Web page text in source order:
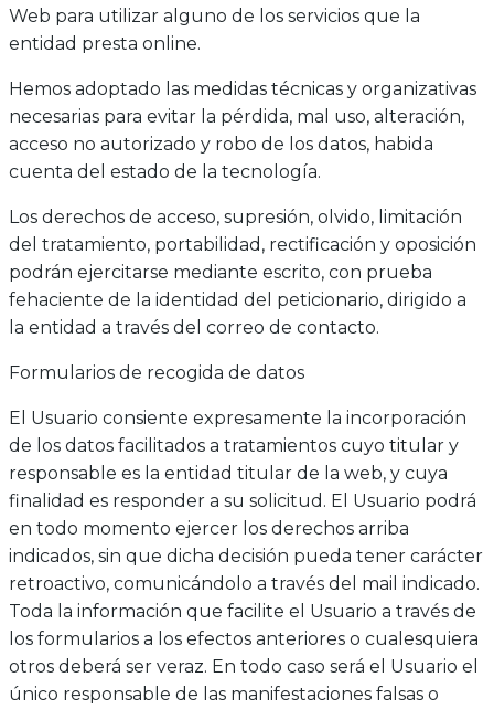
Web para utilizar alguno de los servicios que la
entidad presta online.
Hemos adoptado las medidas técnicas y organizativas
necesarias para evitar la pérdida, mal uso, alteración,
acceso no autorizado y robo de los datos, habida
cuenta del estado de la tecnología.
Los derechos de acceso, supresión, olvido, limitación
del tratamiento, portabilidad, rectificación y oposición
podrán ejercitarse mediante escrito, con prueba
fehaciente de la identidad del peticionario, dirigido a
la entidad a través del correo de contacto.
Formularios de recogida de datos
El Usuario consiente expresamente la incorporación
de los datos facilitados a tratamientos cuyo titular y
responsable es la entidad titular de la web, y cuya
finalidad es responder a su solicitud. El Usuario podrá
en todo momento ejercer los derechos arriba
indicados, sin que dicha decisión pueda tener carácter
retroactivo, comunicándolo a través del mail indicado.
Toda la información que facilite el Usuario a través de
los formularios a los efectos anteriores o cualesquiera
otros deberá ser veraz. En todo caso será el Usuario el
único responsable de las manifestaciones falsas o